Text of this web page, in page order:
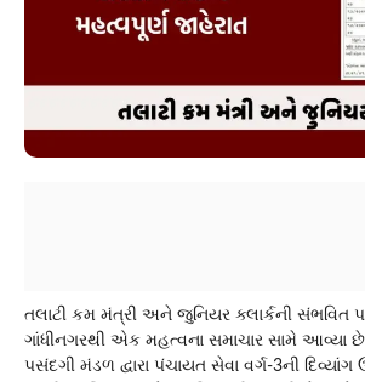
તલાટી કમ મંત્રી અને જુનિયર ક્લાર્કની સંભવિત
ગાંધીનગરથી એક મહત્વના સમાચાર સામે આવ્યા
પસંદગી મંડળ દ્વારા પંચાયત સેવા વર્ગ-3ની દિવ્યાંગ